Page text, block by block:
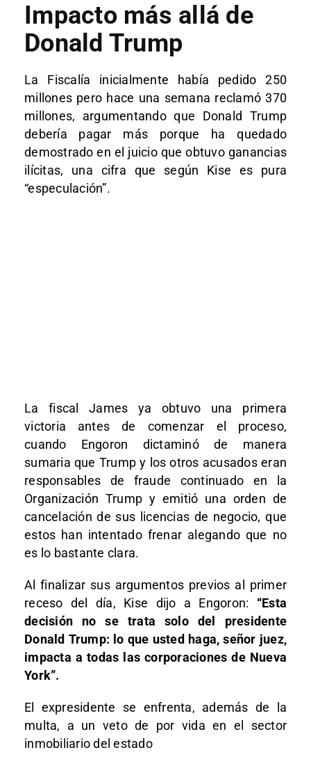
Impacto más allá de
Donald Trump
La Fiscalía inicialmente había pedido 250
millones pero hace una semana reclamó 370
millones, argumentando que Donald Trump
debería pagar más porque ha quedado
demostrado en el juicio que obtuvo ganancias
ilícitas, una cifra que según Kise es pura
“especulación”.
La fiscal James ya obtuvo una primera
victoria antes de comenzar el proceso,
cuando Engoron dictaminó de manera
sumaria que Trump y los otros acusados eran
responsables de fraude continuado en la
Organización Trump y emitió una orden de
cancelación de sus licencias de negocio, que
estos han intentado frenar alegando que no
es lo bastante clara.
Al finalizar sus argumentos previos al primer
receso del día, Kise dijo a Engoron: “Esta
decisión no se trata solo del presidente
Donald Trump: lo que usted haga, señor juez,
impacta a todas las corporaciones de Nueva
York”.
El expresidente se enfrenta, además de la
multa, a un veto de por vida en el sector
inmobiliario del estado